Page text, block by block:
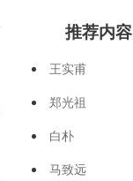
推荐内容
王实甫
郑光祖
白朴
马致远